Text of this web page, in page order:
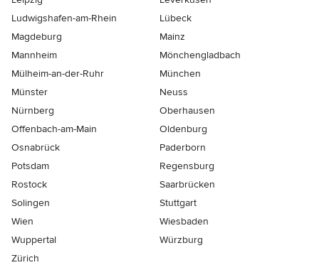
Ludwigshafen-am-Rhein
Lübeck
Magdeburg
Mainz
Mannheim
Mönchen­gladbach
Mülheim-an-der-Ruhr
München
Münster
Neuss
Nürnberg
Oberhausen
Offenbach-am-Main
Oldenburg
Osnabrück
Paderborn
Potsdam
Regensburg
Rostock
Saarbrücken
Solingen
Stuttgart
Wien
Wiesbaden
Wuppertal
Würzburg
Zürich